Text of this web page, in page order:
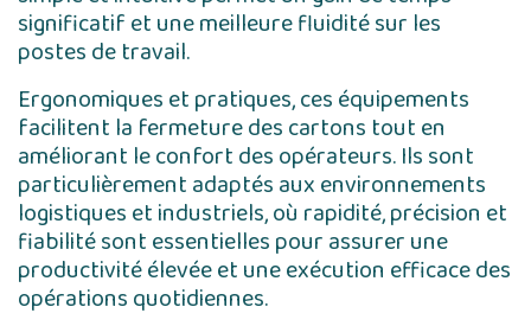
significatif et une meilleure fluidité sur les
postes de travail.
Ergonomiques et pratiques, ces équipements
facilitent la fermeture des cartons tout en
améliorant le confort des opérateurs. Ils sont
particulièrement adaptés aux environnements
logistiques et industriels, où rapidité, précision et
fiabilité sont essentielles pour assurer une
productivité élevée et une exécution efficace des
opérations quotidiennes.